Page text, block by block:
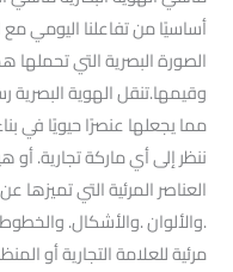
أساسيًا من تفاعلنا اليومي مع
الصورة البصرية التي
وقيمها.تنقل الهوية
مما يجعلها عنصرًا حيويًا في
ننظر إلى أي ماركة تجارية.
العناصر المرئية التي
.والألوان .والأشكال.
مرئية للعلامة التجارية أو